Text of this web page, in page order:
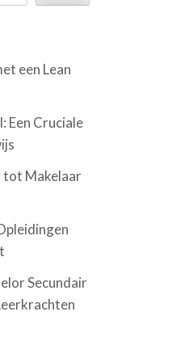
een Lean
Een Cruciale
tot Makelaar
Secundair